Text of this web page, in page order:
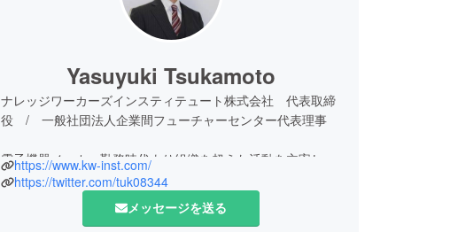
Yasuyuki Tsukamoto
ナレッジワーカーズインスティテュート株式会社 代表取締
役 / 一般社団法人企業間フューチャーセンター代表理事
電子機器メーカー勤務時代より組織を超えた活動を主宰し、
スモールビジネスの経営支援を行うプロボノ団体の理事を務
める。2014年10月にナレッジワーカーズインスティテュート
株式会社を設立、代表取締役に就任。
https://www.kw-inst.com/
https://twitter.com/tuk08344
メッセージを送る